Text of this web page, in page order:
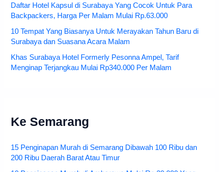
Daftar Hotel Kapsul di Surabaya Yang Cocok Untuk Para
Backpackers, Harga Per Malam Mulai Rp.63.000
10 Tempat Yang Biasanya Untuk Merayakan Tahun Baru di
Surabaya dan Suasana Acara Malam
Khas Surabaya Hotel Formerly Pesonna Ampel, Tarif
Menginap Terjangkau Mulai Rp340.000 Per Malam
Ke Semarang
15 Penginapan Murah di Semarang Dibawah 100 Ribu dan
200 Ribu Daerah Barat Atau Timur